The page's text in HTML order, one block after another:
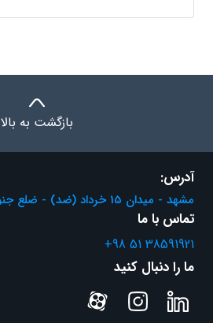
بازگشت به بالا
آدرس:
مشهد - میدان 15 خرداد (ضد) - ضلع جنوبی
تماس با ما
+98 51 38591921
ما را دنبال کنید